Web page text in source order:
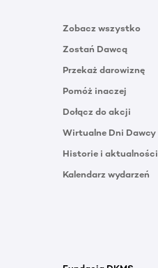
Zobacz wszystko
Zostań Dawcą
Przekaż darowiznę
Pomóż inaczej
Dołącz do akcji
Wirtualne Dni Dawcy
Historie i aktualności
Kalendarz wydarzeń